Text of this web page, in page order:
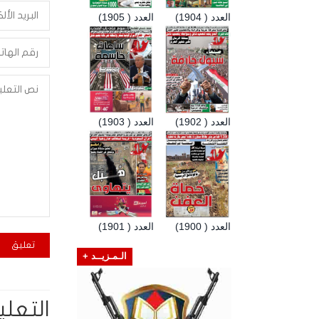
العدد ( 1905) العدد ( 1904)
العدد ( 1903) العدد ( 1902)
العدد ( 1901) العدد ( 1900)
الـمـزيــد +